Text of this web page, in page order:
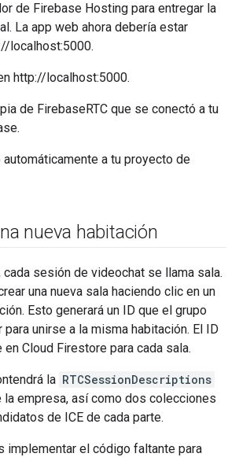
de Firebase Hosting para entregar la
La app web ahora debería estar
localhost:5000.
http://localhost:5000.
de FirebaseRTC que se conectó a tu
a tu proyecto de
nueva habitación
cada sesión de videochat se llama sala.
una nueva sala haciendo clic en un
Esto generará un ID que el grupo
unirse a la misma habitación. El ID
Cloud Firestore para cada sala.
la RTCSessionDescriptions
la empresa, así como dos colecciones
de ICE de cada parte.
implementar el código faltante para